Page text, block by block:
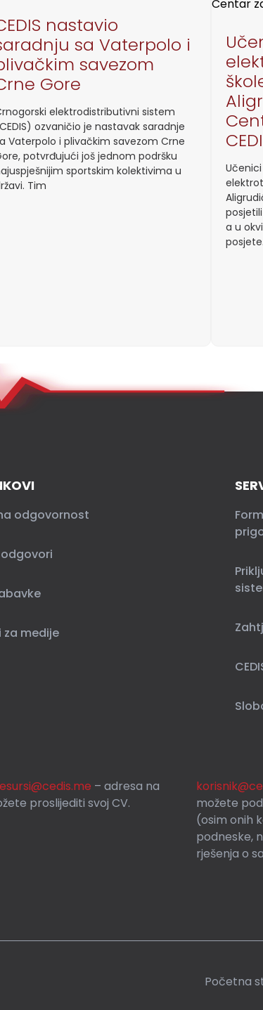
nastavio
sa Vaterpolo i
savezom
Gore
elektrodistributivni sistem
ozvaničio je nastavak saradnje
Vaterpolo i plivačkim savezom Crne
potvrđujući još jednom podršku
sportskim kolektivima u
Tim
Učenici
a u
odgovornost
za medije
– adresa na
proslijediti svoj CV.
korisnik
možete
(osim onih
podneske,
rješenja o
Početna